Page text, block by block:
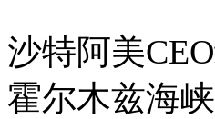
沙特阿美
霍尔木兹海